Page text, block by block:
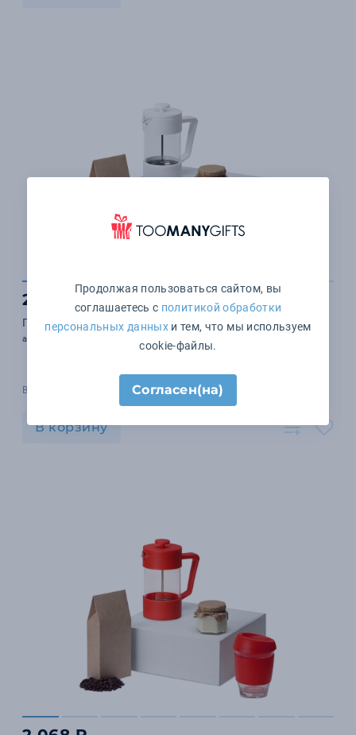
2 335 ₽
Подарочный набор «Бодрое утро»
арт. 700417.06
В наличии 51 шт.
В корзину
Продолжая пользоваться сайтом, вы
соглашаетесь с политикой обработки
персональных данныхи тем, что мы используем
cookie-файлы.
Согласен(на)